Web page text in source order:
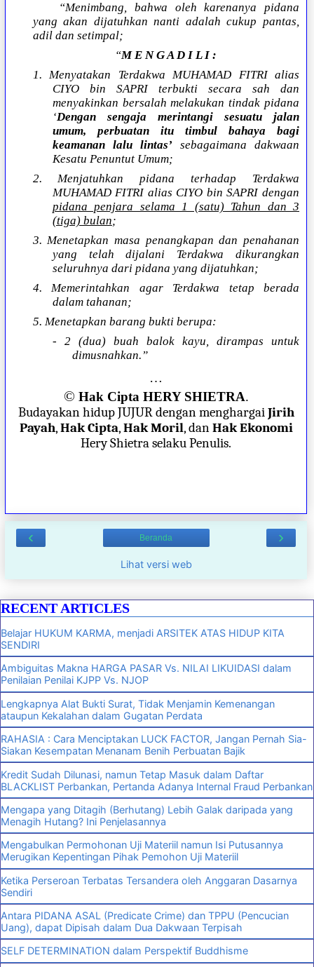
“Menimbang, bahwa oleh karenanya pidana
yang akan dijatuhkan nanti adalah cukup pantas,
adil dan setimpal;
“M E N G A D I L I :
1. Menyatakan Terdakwa MUHAMAD FITRI alias
CIYO bin SAPRI terbukti secara sah dan
menyakinkan bersalah melakukan tindak pidana
‘Dengan sengaja merintangi sesuatu jalan
umum, perbuatan itu timbul bahaya bagi
keamanan lalu lintas’ sebagaimana dakwaan
Kesatu Penuntut Umum;
2. Menjatuhkan pidana terhadap Terdakwa
MUHAMAD FITRI alias CIYO bin SAPRI dengan
pidana penjara selama 1 (satu) Tahun dan 3
(tiga) bulan;
3. Menetapkan masa penangkapan dan penahanan
yang telah dijalani Terdakwa dikurangkan
seluruhnya dari pidana yang dijatuhkan;
4. Memerintahkan agar Terdakwa tetap berada
dalam tahanan;
5. Menetapkan barang bukti berupa:
- 2 (dua) buah balok kayu, dirampas untuk
dimusnahkan.”
…
© Hak Cipta HERY SHIETRA.
Budayakan hidup JUJUR dengan menghargaiJirih
Payah,Hak Cipta,Hak Moril, danHak Ekonomi
Hery Shietra selaku Penulis.
‹ ›
Beranda
Lihat versi web
RECENT ARTICLES
Belajar HUKUM KARMA, menjadi ARSITEK ATAS HIDUP KITA
SENDIRI
Ambiguitas Makna HARGA PASAR Vs. NILAI LIKUIDASI dalam
Penilaian Penilai KJPP Vs. NJOP
Lengkapnya Alat Bukti Surat, Tidak Menjamin Kemenangan
ataupun Kekalahan dalam Gugatan Perdata
RAHASIA : Cara Menciptakan LUCK FACTOR, Jangan Pernah Sia-
Siakan Kesempatan Menanam Benih Perbuatan Bajik
Kredit Sudah Dilunasi, namun Tetap Masuk dalam Daftar
BLACKLIST Perbankan, Pertanda Adanya Internal Fraud Perbankan
Mengapa yang Ditagih (Berhutang) Lebih Galak daripada yang
Menagih Hutang? Ini Penjelasannya
Mengabulkan Permohonan Uji Materiil namun Isi Putusannya
Merugikan Kepentingan Pihak Pemohon Uji Materiil
Ketika Perseroan Terbatas Tersandera oleh Anggaran Dasarnya
Sendiri
Antara PIDANA ASAL (Predicate Crime) dan TPPU (Pencucian
Uang), dapat Dipisah dalam Dua Dakwaan Terpisah
SELF DETERMINATION dalam Perspektif Buddhisme